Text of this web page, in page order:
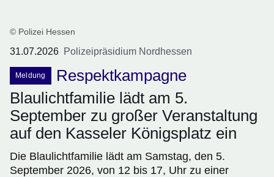
© Polizei Hessen
31.07.2026 Polizeipräsidium Nordhessen
Meldung
Respektkampagne
Blaulichtfamilie lädt am 5.
September zu großer Veranstaltung
auf den Kasseler Königsplatz ein
Die Blaulichtfamilie lädt am Samstag, den 5.
September 2026, von 12 bis 17, Uhr zu einer